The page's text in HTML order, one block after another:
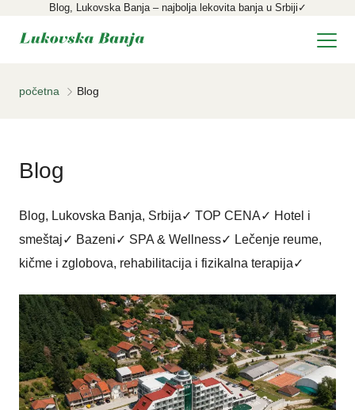
Blog, Lukovska Banja – najbolja lekovita banja u Srbiji✓
početna Blog
Blog
Blog, Lukovska Banja, Srbija✓ TOP CENA✓ Hotel i
smeštaj✓ Bazeni✓ SPA & Wellness✓ Lečenje reume,
kičme i zglobova, rehabilitacija i fizikalna terapija✓